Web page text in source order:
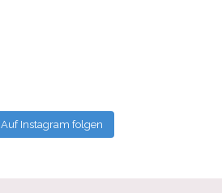
Auf Instagram folgen